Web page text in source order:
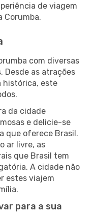
de viagem
Corumba.
com diversas
Desde as atrações
histórica, este
da cidade
e delicie-se
que oferece Brasil.
ar livre, as
que Brasil tem
A cidade não
estes viajem
para a sua